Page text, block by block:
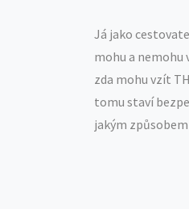
Já jako
mohu a nemohu
zda mohu vzít
tomu staví
jakým